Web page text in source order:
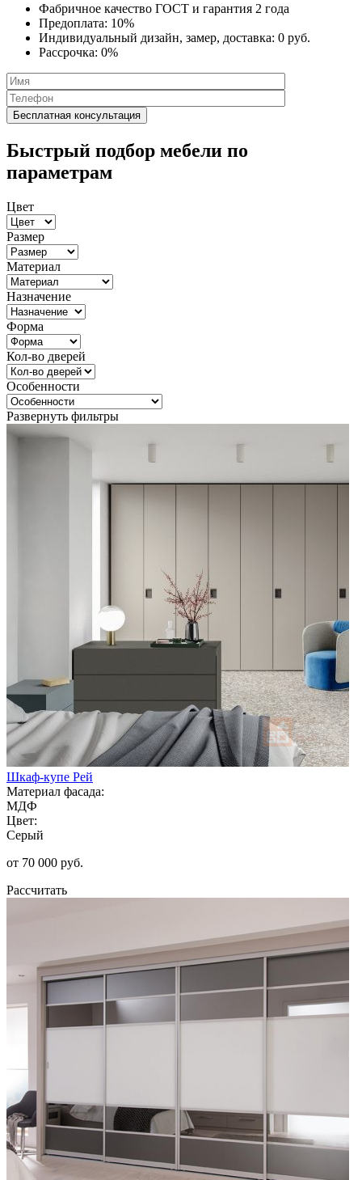
Фабричное качество ГОСТ и гарантия 2 года
Предоплата: 10%
Индивидуальный дизайн, замер, доставка: 0 руб.
Рассрочка: 0%
Быстрый подбор мебели по
параметрам
Цвет
Размер
Материал
Назначение
Форма
Кол-во дверей
Особенности
Развернуть фильтры
Шкаф-купе Рей
Материал фасада:
МДФ
Цвет:
Серый
от 70 000 руб.
Рассчитать